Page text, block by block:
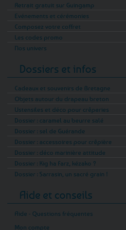
Retrait gratuit sur Guingamp
Evénements et cérémonies
Composez votre coffret
Les codes promo
Nos univers
Dossiers et infos
Cadeaux et souvenirs de Bretagne
Objets autour du drapeau breton
Ustensiles et déco pour crêperies
Dossier : caramel au beurre salé
Dossier : sel de Guérande
Dossier : accessoires pour crêpière
Dossier : déco marinière attitude
Dossier : Kig ha Farz, kézako ?
Dossier : Sarrasin, un sacré grain !
Aide et conseils
Aide - Questions fréquentes
Mon compte